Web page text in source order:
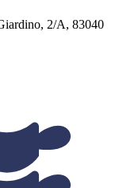
2/A, 83040